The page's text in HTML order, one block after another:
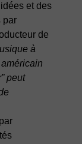
et des
par
de
à
peut